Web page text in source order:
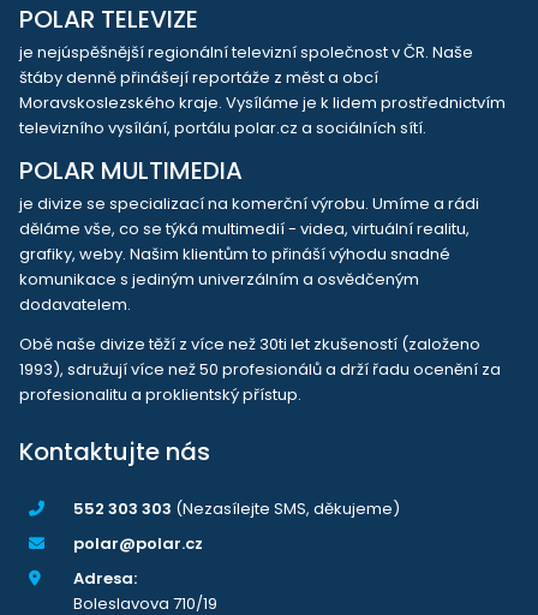
POLAR TELEVIZE
je nejúspěšnější regionální televizní společnost v ČR. Naše
štáby denně přinášejí reportáže z měst a obcí
Moravskoslezského kraje. Vysíláme je k lidem prostřednictvím
televizního vysílání, portálu polar.cz a sociálních sítí.
POLAR MULTIMEDIA
je divize se specializací na komerční výrobu. Umíme a rádi
děláme vše, co se týká multimedií - videa, virtuální realitu,
grafiky, weby. Našim klientům to přináší výhodu snadné
komunikace s jediným univerzálním a osvědčeným
dodavatelem.
Obě naše divize těží z více než 30ti let zkušeností (založeno
1993), sdružují více než 50 profesionálů a drží řadu ocenění za
profesionalitu a proklientský přístup.
Kontaktujte nás
552 303 303 (Nezasílejte SMS, děkujeme)
polar@polar.cz
Adresa:
Boleslavova 710/19